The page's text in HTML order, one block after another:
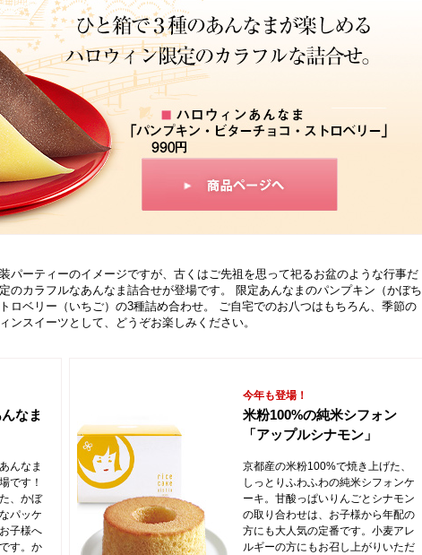
パーティーのイメージですが、古くはご先祖を思って祀るお盆のような行事だ
のカラフルなあんなま詰合せが登場です。 限定あんなまのパンプキン（かぼち
ロベリー（いちご）の3種詰め合わせ。 ご自宅でのお八つはもちろん、季節の
スイーツとして、どうぞお楽しみください。
なま
んなま
です！
、かぼ
パッケ
子様へ
す。か
今年も登場！
米粉100%の純米シフォン
「アップルシナモン」
京都産の米粉100%で焼き上げた、
しっとりふわふわの純米シフォンケ
ーキ。甘酸っぱいりんごとシナモン
の取り合わせは、お子様から年配の
方にも大人気の定番です。小麦アレ
ルギーの方にもお召し上がりいただ